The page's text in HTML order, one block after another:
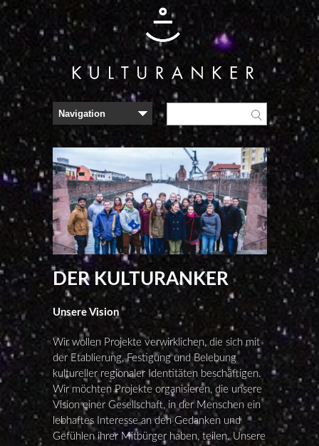
DER KULTURANKER
Unsere Vision
Wir wollen Projekte verwirklichen, die sich mit
der Etablierung, Festigung und Belebung
kultureller regionaler Identitäten beschäftigen.
Wir möchten Projekte organisieren, die unsere
Vision einer Gesellschaft, in der Menschen ein
lebhaftes Interesse an den Gedanken und
Gefühlen ihrer Mitbürger haben, teilen. Unsere